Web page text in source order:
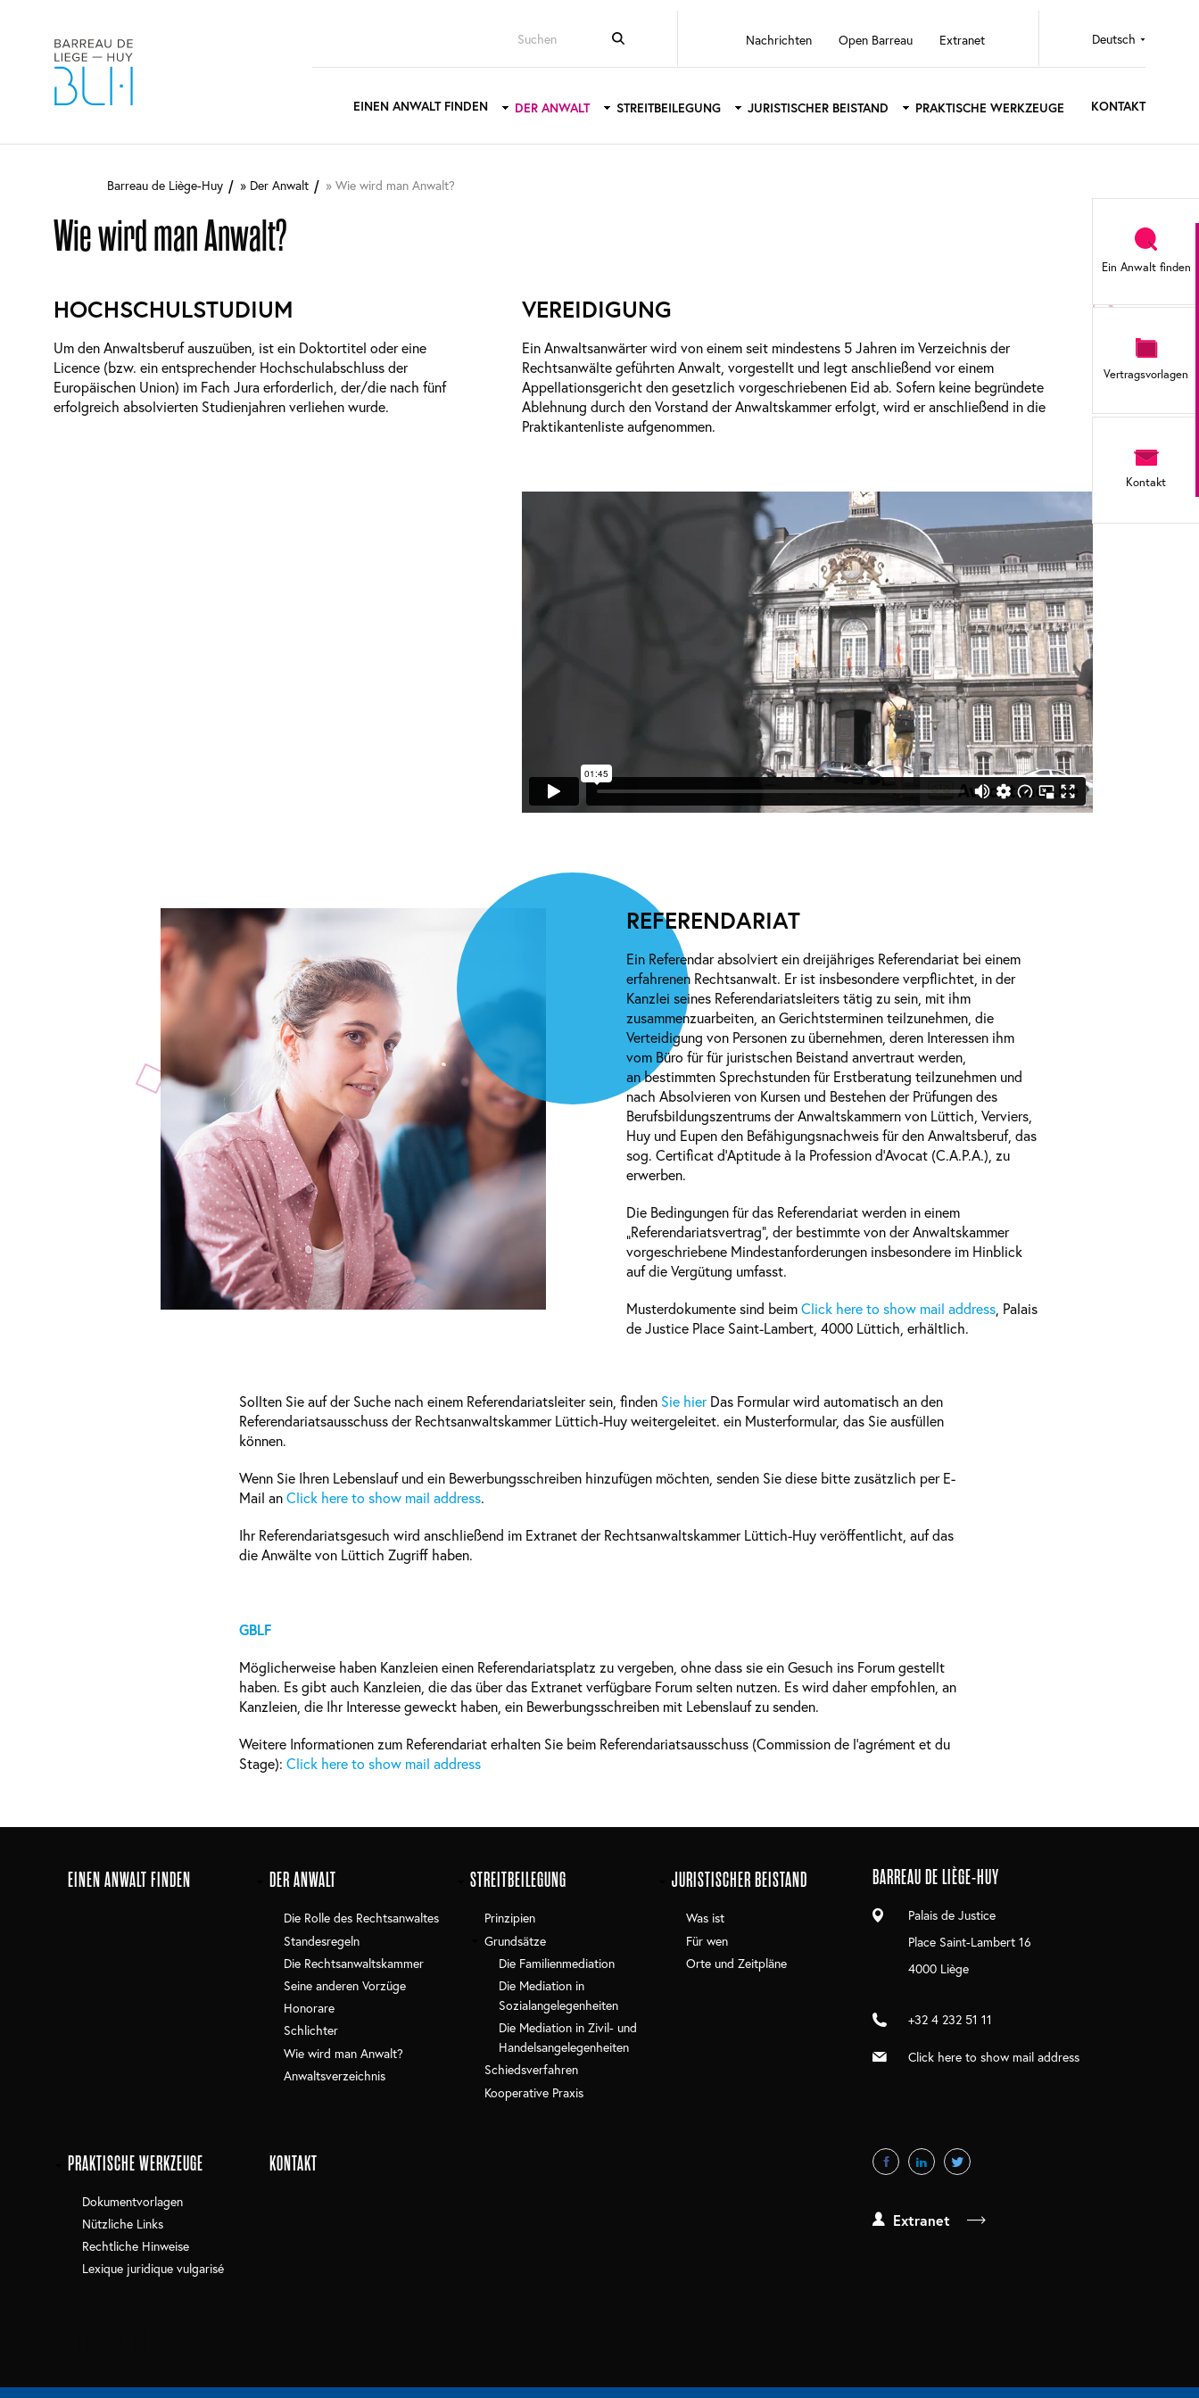
Direkt
Select
Top
menu
Nachrichten Open Barreau Extranet
Main
navigation
EINEN ANWALT FINDEN DER ANWALT STREITBEILEGUNG JURISTISCHER BEISTAND PRAKTISCHE WERKZEUGE KONTAKT
Sidebar
menu
Ein Anwalt finden
Vertragsvorlagen
Kontakt
Barreau de Liège-Huy Der Anwalt Wie wird man Anwalt?
Wie wird man Anwalt?
HOCHSCHULSTUDIUM
Um den Anwaltsberuf auszuüben, ist ein Doktortitel oder eine
Licence (bzw. ein entsprechender Hochschulabschluss der
Europäischen Union) im Fach Jura erforderlich, der/die nach fünf
erfolgreich absolvierten Studienjahren verliehen wurde.
VEREIDIGUNG
Ein Anwaltsanwärter wird von einem seit mindestens 5 Jahren im Verzeichnis der
Rechtsanwälte geführten Anwalt, vorgestellt und legt anschließend vor einem
Appellationsgericht den gesetzlich vorgeschriebenen Eid ab. Sofern keine begründete
Ablehnung durch den Vorstand der Anwaltskammer erfolgt, wird er anschließend in die
Praktikantenliste aufgenommen.
REFERENDARIAT
Ein Referendar absolviert ein dreijähriges Referendariat bei einem
erfahrenen Rechtsanwalt. Er ist insbesondere verpflichtet, in der
Kanzlei seines Referendariatsleiters tätig zu sein, mit ihm
zusammenzuarbeiten, an Gerichtsterminen teilzunehmen, die
Verteidigung von Personen zu übernehmen, deren Interessen ihm
vom Büro für für juristschen Beistand anvertraut werden,
an bestimmten Sprechstunden für Erstberatung teilzunehmen und
nach Absolvieren von Kursen und Bestehen der Prüfungen des
Berufsbildungszentrums der Anwaltskammern von Lüttich, Verviers,
Huy und Eupen den Befähigungsnachweis für den Anwaltsberuf, das
sog. Certificat d'Aptitude à la Profession d'Avocat (C.A.P.A.), zu
erwerben.
Die Bedingungen für das Referendariat werden in einem
„Referendariatsvertrag“, der bestimmte von der Anwaltskammer
vorgeschriebene Mindestanforderungen insbesondere im Hinblick
auf die Vergütung umfasst.
Musterdokumente sind beimClick here to show mail address , Palais
de Justice Place Saint-Lambert, 4000 Lüttich, erhältlich.
Sollten Sie auf der Suche nach einem Referendariatsleiter sein, finden Sie hierDas Formular wird automatisch an den
Referendariatsausschuss der Rechtsanwaltskammer Lüttich-Huy weitergeleitet. ein Musterformular, das Sie ausfüllen
können.
Wenn Sie Ihren Lebenslauf und ein Bewerbungsschreiben hinzufügen möchten, senden Sie diese bitte zusätzlich per E-
Mail anClick here to show mail address.
Ihr Referendariatsgesuch wird anschließend im Extranet der Rechtsanwaltskammer Lüttich-Huy veröffentlicht, auf das
die Anwälte von Lüttich Zugriff haben.
GBLF
Möglicherweise haben Kanzleien einen Referendariatsplatz zu vergeben, ohne dass sie ein Gesuch ins Forum gestellt
haben. Es gibt auch Kanzleien, die das über das Extranet verfügbare Forum selten nutzen. Es wird daher empfohlen, an
Kanzleien, die Ihr Interesse geweckt haben, ein Bewerbungsschreiben mit Lebenslauf zu senden.
Weitere Informationen zum Referendariat erhalten Sie beim Referendariatsausschuss (Commission de l'agrément et du
Stage):Click here to show mail address
Main
EINEN ANWALT FINDEN DER ANWALT
Die Rolle des Rechtsanwaltes
Standesregeln
Die Rechtsanwaltskammer
Seine anderen Vorzüge
Honorare
Schlichter
Wie wird man Anwalt?
Anwaltsverzeichnis
STREITBEILEGUNG
Prinzipien
Grundsätze
Die Familienmediation
Die Mediation in
Sozialangelegenheiten
Die Mediation in Zivil- und
Handelsangelegenheiten
Schiedsverfahren
Kooperative Praxis
JURISTISCHER BEISTAND
Was ist
Für wen
Orte und Zeitpläne
PRAKTISCHE WERKZEUGE
Dokumentvorlagen
Nützliche Links
Rechtliche Hinweise
Lexique juridique vulgarisé
KONTAKT
BARREAU DE LIÈGE-HUY
Palais de Justice
Place Saint-Lambert 16
4000 Liège
+32 4 232 51 11
Click here to show mail address
Extranet